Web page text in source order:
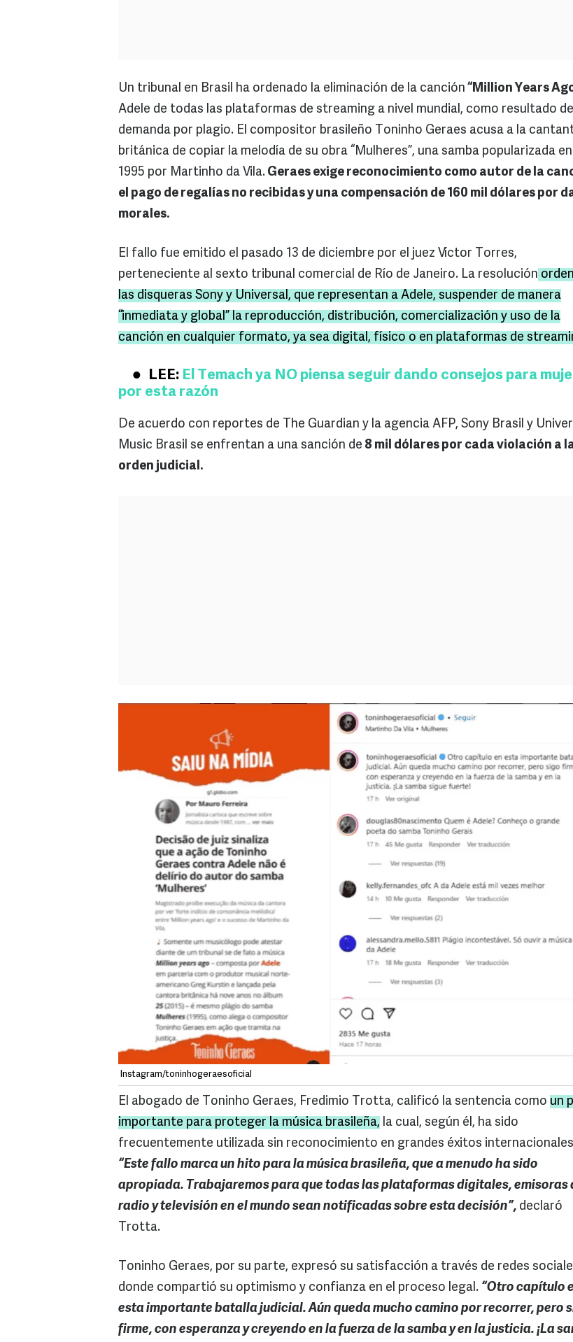
Un tribunal en Brasil ha ordenado la eliminación de la canción “Million Years
Adele de todas las plataformas de streaming a nivel mundial, como resultado
demanda por plagio. El compositor brasileño Toninho Geraes acusa a la
británica de copiar la melodía de su obra “Mulheres”, una samba popularizada en
1995 por Martinho da Vila. Geraes exige reconocimiento como autor de la
el pago de regalías no recibidas y una compensación de 160 mil dólares por
morales.
El fallo fue emitido el pasado 13 de diciembre por el juez Víctor Torres,
perteneciente al sexto tribunal comercial de Río de Janeiro. La resolución
las disqueras Sony y Universal, que representan a Adele, suspender de manera
“inmediata y global” la reproducción, distribución, comercialización y uso de la
canción en cualquier formato, ya sea digital, físico o en plataformas de
LEE: El Temach ya NO piensa seguir dando consejos para
por esta razón
De acuerdo con reportes de The Guardian y la agencia AFP, Sony Brasil y
Music Brasil se enfrentan a una sanción de 8 mil dólares por cada violación a
orden judicial.
Instagram/toninhogeraesoficial
El abogado de Toninho Geraes, Fredimio Trotta, calificó la sentencia como un
importante para proteger la música brasileña, la cual, según él, ha sido
frecuentemente utilizada sin reconocimiento en grandes éxitos
“Este fallo marca un hito para la música brasileña, que a menudo ha sido
apropiada. Trabajaremos para que todas las plataformas digitales, emisoras
radio y televisión en el mundo sean notificadas sobre esta decisión”, declaró
Trotta.
Toninho Geraes, por su parte, expresó su satisfacción a través de redes
donde compartió su optimismo y confianza en el proceso legal. “Otro capítulo
esta importante batalla judicial. Aún queda mucho camino por recorrer, pero
firme, con esperanza y creyendo en la fuerza de la samba y en la justicia. ¡La